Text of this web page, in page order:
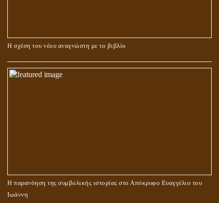
Η σχέση του νέου αναγνώστη με το βιβλίο
Η παρανόηση της συμβολικής ιστορίας στο Απόκρυφο Ευαγγέλιο του
Ιωάννη